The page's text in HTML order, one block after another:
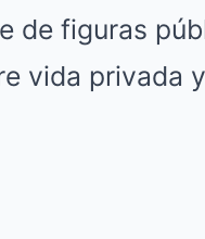
de figuras
vida privada